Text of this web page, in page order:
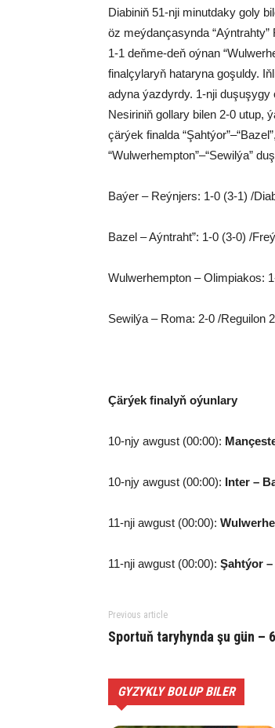
Diabiniň 51-nji minutdaky goly
öz meýdançasynda
1-1 deňme-deň oýnan
finalçylaryň hataryna goşuldy.
adyna ýazdyrdy. 1-nji duşuşygy
Nesiriniň gollary bilen 2-0 utup,
çärýek finalda
“Wulwerhempton”–“Sewilýa”
Baýer – Reýnjers: 1-0 (3-1) /
Bazel – Aýntraht”: 1-0 (3-0) /
Wulwerhempton – Olimpiakos:
Sewilýa – Roma: 2-0 /Reguilon
Çärýek finalyň oýunlary
10-njy awgust (00:00):
10-njy awgust (00:00): Inter –
11-nji awgust (00:00):
11-nji awgust (00:00): Şahtýor
Previous article
Sportuň taryhynda şu gün –
GYZYKLY BOLUP BILER